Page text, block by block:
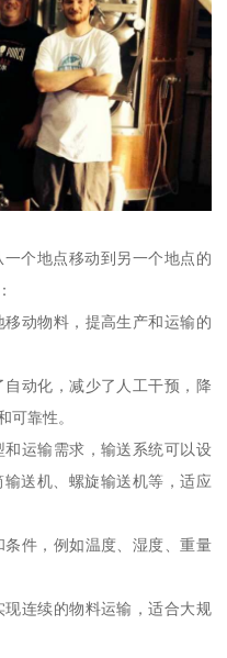
个地点移动到另一个地点的
动物料，提高生产和运输的
动化，减少了人工干预，降
可靠性。
运输需求，输送系统可以设
送机、螺旋输送机等，适应
件，例如温度、湿度、重量
连续的物料运输，适合大规